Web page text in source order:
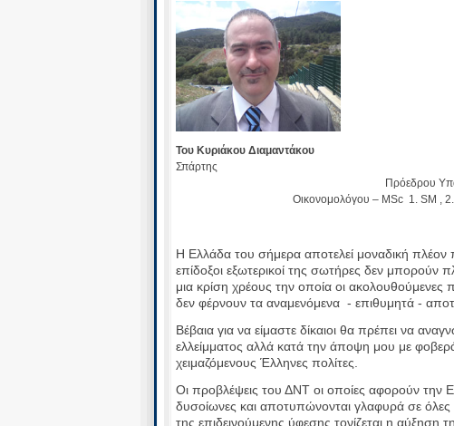
Του Κυριάκου
Σπάρτης Αν. Πρόεδρου
Πρόεδρου Υπαλ.
Οικονομολόγου – MSc 1. SM , 2. PM,
Η Ελλάδα του σήμερα αποτελεί μοναδική πλέον
επίδοξοι εξωτερικοί της σωτήρες δεν μπορούν
μια κρίση χρέους την οποία οι ακολουθούμενες
δεν φέρνουν τα αναμενόμενα - επιθυμητά -
Βέβαια για να είμαστε δίκαιοι θα πρέπει να
ελλείμματος αλλά κατά την άποψη μου με
χειμαζόμενους Έλληνες πολίτες.
Οι προβλέψεις του ΔΝΤ οι οποίες αφορούν την
δυσοίωνες και αποτυπώνονται γλαφυρά σε
της επιδεινούμενης ύφεσης τονίζεται η